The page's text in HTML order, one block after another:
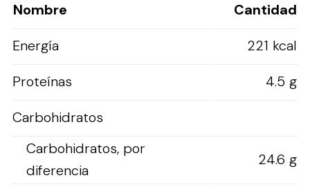
Nombre
Cantidad
Energía
221 kcal
Proteínas
4.5 g
Carbohidratos
Carbohidratos, por
diferencia
24.6 g